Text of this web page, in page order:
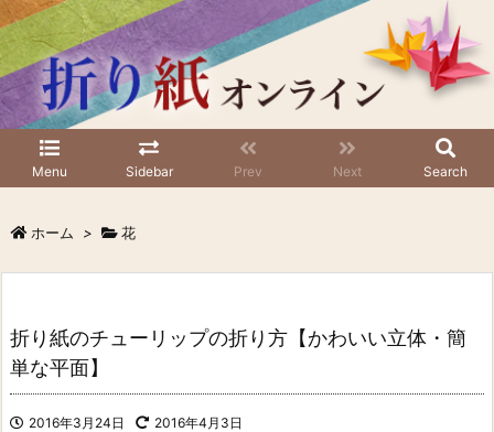
Menu Sidebar Prev Next Search
ホーム > 花
折り紙のチューリップの折り方【かわいい立体・簡
単な平面】
2016年3月24日 2016年4月3日